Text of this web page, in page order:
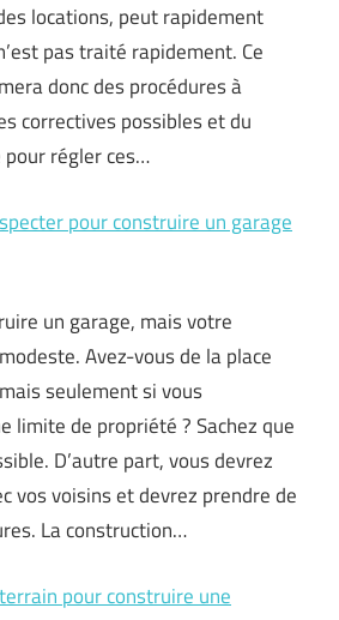
locations, peut rapidement
pas traité rapidement. Ce
donc des procédures à
correctives possibles et du
régler ces…
pour construire un garage
un garage, mais votre
Avez-vous de la place
seulement si vous
limite de propriété ? Sachez que
D’autre part, vous devrez
vos voisins et devrez prendre de
La construction…
pour construire une